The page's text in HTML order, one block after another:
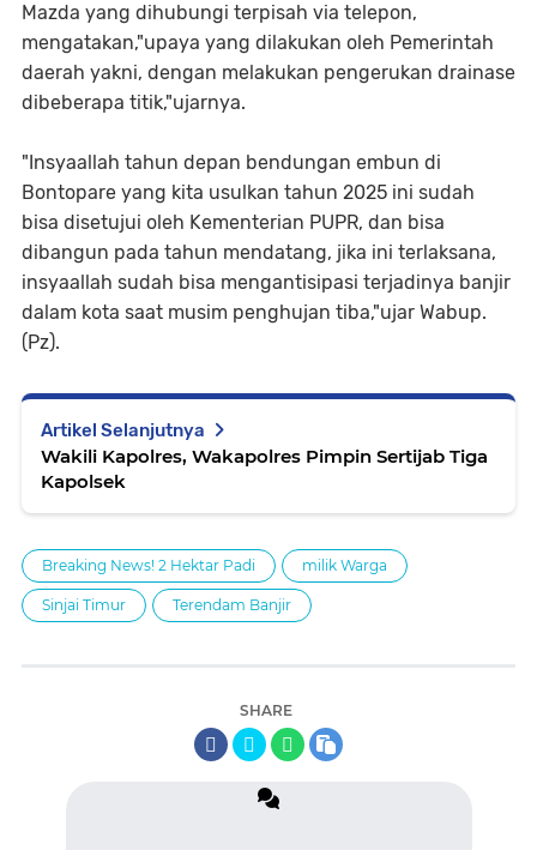
Mazda yang dihubungi terpisah via telepon,
mengatakan,"upaya yang dilakukan oleh Pemerintah
daerah yakni, dengan melakukan pengerukan drainase
dibeberapa titik,"ujarnya.
"Insyaallah tahun depan bendungan embun di
Bontopare yang kita usulkan tahun 2025 ini sudah
bisa disetujui oleh Kementerian PUPR, dan bisa
dibangun pada tahun mendatang, jika ini terlaksana,
insyaallah sudah bisa mengantisipasi terjadinya banjir
dalam kota saat musim penghujan tiba,"ujar Wabup.
(Pz).
Artikel Selanjutnya
Wakili Kapolres, Wakapolres Pimpin Sertijab Tiga
Kapolsek
Breaking News! 2 Hektar Padi milik Warga
Sinjai Timur Terendam Banjir
SHARE